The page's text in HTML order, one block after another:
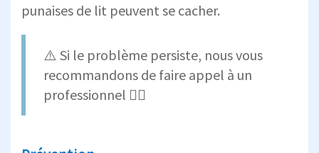
punaises de lit peuvent se cacher.
⚠️ Si le problème persiste, nous vous
recommandons de faire appel à un
professionnel 👷‍♂️